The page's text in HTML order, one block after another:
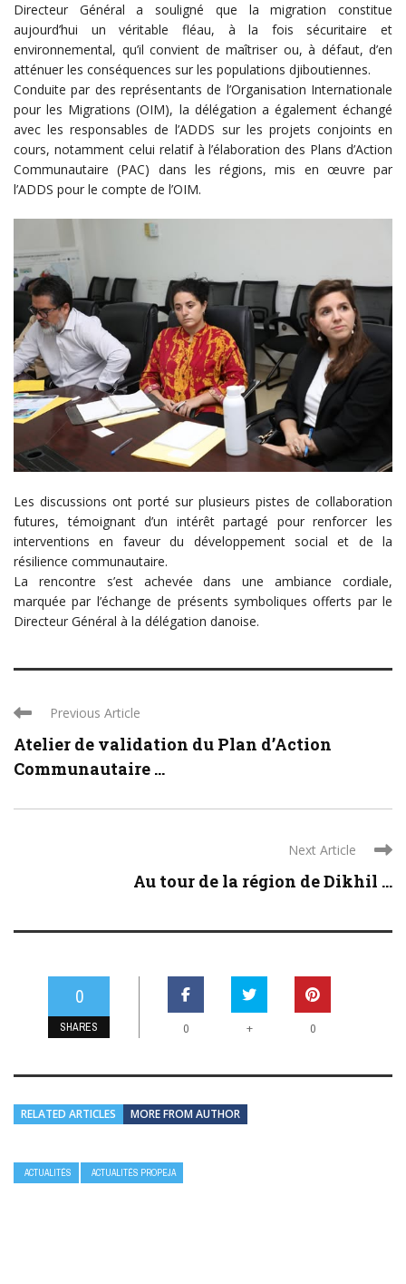
Directeur Général a souligné que la migration constitue
aujourd’hui un véritable fléau, à la fois sécuritaire et
environnemental, qu’il convient de maîtriser ou, à défaut, d’en
atténuer les conséquences sur les populations djiboutiennes.
Conduite par des représentants de l’Organisation Internationale
pour les Migrations (OIM), la délégation a également échangé
avec les responsables de l’ADDS sur les projets conjoints en
cours, notamment celui relatif à l’élaboration des Plans d’Action
Communautaire (PAC) dans les régions, mis en œuvre par
l’ADDS pour le compte de l’OIM.
Les discussions ont porté sur plusieurs pistes de collaboration
futures, témoignant d’un intérêt partagé pour renforcer les
interventions en faveur du développement social et de la
résilience communautaire.
La rencontre s’est achevée dans une ambiance cordiale,
marquée par l’échange de présents symboliques offerts par le
Directeur Général à la délégation danoise.
Previous Article
Atelier de validation du Plan d’Action
Communautaire ...
Next Article
Au tour de la région de Dikhil ...
0
SHARES 0 + 0
RELATED ARTICLES MORE FROM AUTHOR
ACTUALITÉS ACTUALITÉS PROPEJA